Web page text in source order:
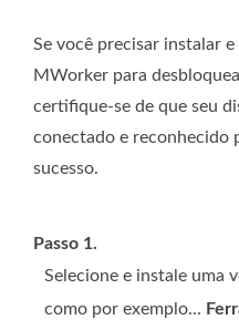
Se você precisar instalar
MWorker para
certifique-se de que seu
conectado e reconhecido
sucesso.
Passo 1.
Selecione e instale uma
como por exemplo...